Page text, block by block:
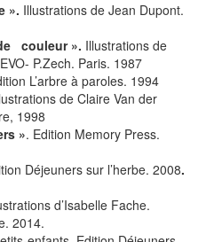
». Illustrations de Jean Dupont.
couleur ». Illustrations de
P.Zech. Paris. 1987
L’arbre à paroles. 1994
de Claire Van der
1998
». Edition Memory Press.
Déjeuners sur l’herbe. 2008.
d’Isabelle Fache.
2014.